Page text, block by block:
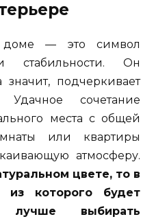
— это символ
стабильности. Он
подчеркивает
сочетание
места с общей
или квартиры
атмосферу.
цвете, то в
из которого будет
лучше выбирать